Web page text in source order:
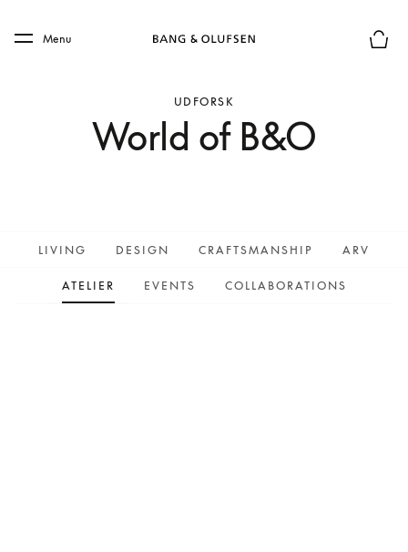
Skip to main footer
Menu
UDFORSK
World of B&O
LIVING DESIGN CRAFTSMANSHIP ARV
ATELIER EVENTS COLLABORATIONS